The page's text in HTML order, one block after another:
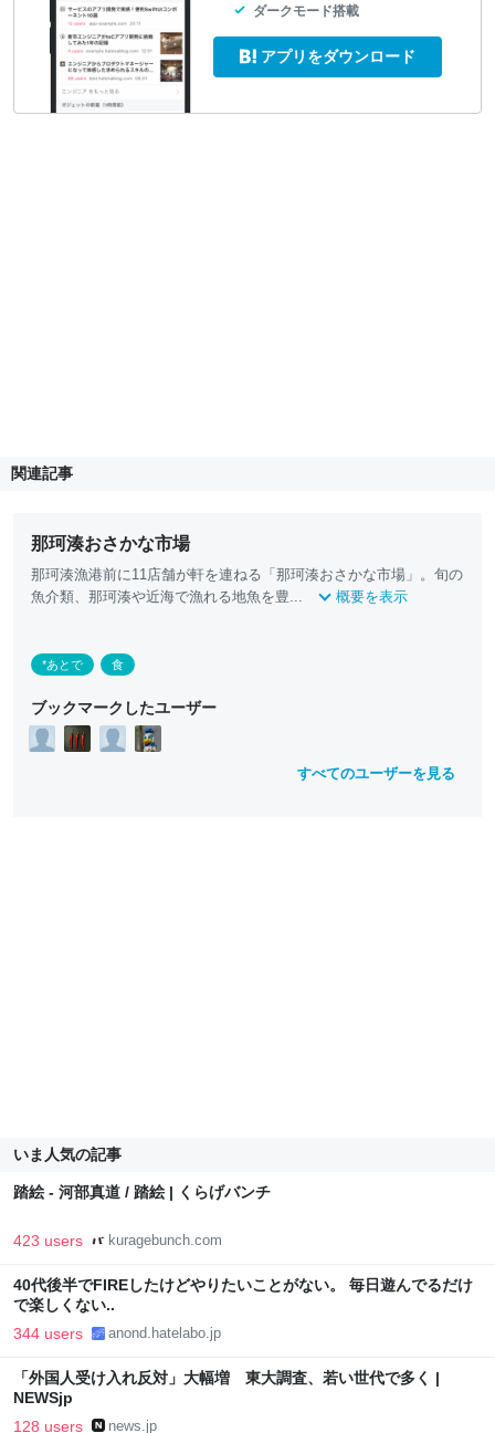
ダークモード搭載
アプリをダウンロード
関連記事
那珂湊おさかな市場
那珂湊漁港前に11店舗が軒を連ねる「那珂湊おさかな市場」。旬の
魚介類、那珂湊や近海で漁れる地魚を豊...
概要を表示
*あとで 食
ブックマークしたユーザー
すべてのユーザーを見る
いま人気の記事
踏絵 - 河部真道 / 踏絵 | くらげバンチ
423 users kuragebunch.com
40代後半でFIREしたけどやりたいことがない。 毎日遊んでるだけ
で楽しくない..
344 users anond.hatelabo.jp
「外国人受け入れ反対」大幅増 東大調査、若い世代で多く |
NEWSjp
128 users news.jp